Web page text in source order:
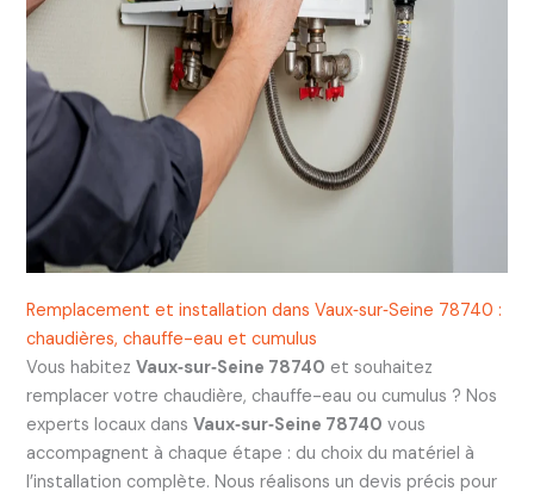
Remplacement et installation dans Vaux‑sur‑Seine 78740 :
chaudières, chauffe-eau et cumulus
Vous habitez Vaux‑sur‑Seine 78740 et souhaitez
remplacer votre chaudière, chauffe-eau ou cumulus ? Nos
experts locaux dans Vaux‑sur‑Seine 78740 vous
accompagnent à chaque étape : du choix du matériel à
l’installation complète. Nous réalisons un devis précis pour